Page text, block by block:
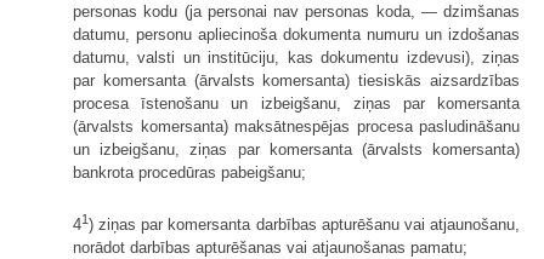
personas kodu (ja personai nav personas koda, — dzimšanas
datumu, personu apliecinoša dokumenta numuru un izdošanas
datumu, valsti un institūciju, kas dokumentu izdevusi), ziņas
par komersanta (ārvalsts komersanta) tiesiskās aizsardzības
procesa īstenošanu un izbeigšanu, ziņas par komersanta
(ārvalsts komersanta) maksātnespējas procesa pasludināšanu
un izbeigšanu, ziņas par komersanta (ārvalsts komersanta)
bankrota procedūras pabeigšanu;
41) ziņas par komersanta darbības apturēšanu vai atjaunošanu,
norādot darbības apturēšanas vai atjaunošanas pamatu;